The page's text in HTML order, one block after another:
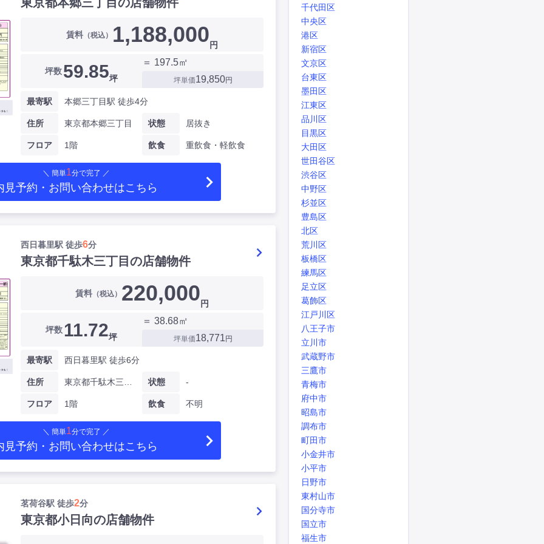
賃料 （税込） 1,188,000 円
坪数59.85坪
＝ 197.5㎡
坪単価19,850円
最寄駅 本郷三丁目駅 徒歩4分
住所 東京都本郷三丁目
フロア 1階
状態 居抜き
飲食 重飲食・軽飲食
＼ 簡単1分で完了 ／
見予約・お問い合わせはこちら
西日暮里駅 徒歩6分
東京都千駄木三丁目の店舗物件
賃料 （税込） 220,000 円
坪数 11.72坪
＝ 38.68㎡
坪単価18,771 円
最寄駅 西日暮里駅 徒歩6分
住所
フロア 1階
状態 -
飲食 不明
＼ 簡単1分で完了 ／
見予約・お問い合わせはこちら
茗荷谷駅 徒歩2分
東京都小日向の店舗物件
千代田区
中央区
港区
新宿区
文京区
台東区
墨田区
江東区
品川区
目黒区
大田区
世田谷区
渋谷区
中野区
杉並区
豊島区
北区
荒川区
板橋区
練馬区
足立区
葛飾区
江戸川区
八王子市
立川市
武蔵野市
三鷹市
青梅市
府中市
昭島市
調布市
町田市
小金井市
小平市
日野市
東村山市
国分寺市
国立市
福生市